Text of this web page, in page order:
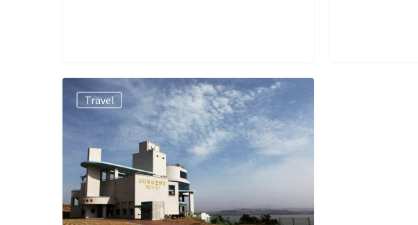
Travel